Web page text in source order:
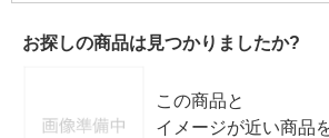
お探しの商品は見つかりましたか?
この商品と
イメージが近い商品